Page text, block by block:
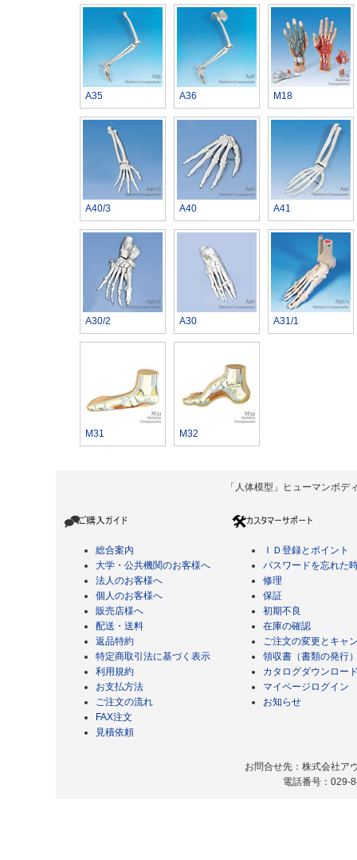
A35 A36 M18
A40/3 A40 A41
A30/2 A30 A31/1
M31 M32
「人体模型」ヒューマンボ
総合案内
大学・公共機関のお客様へ
法人のお客様へ
個人のお客様へ
販売店様へ
配送・送料
返品特約
特定商取引法に基づく表示
利用規約
お支払方法
ご注文の流れ
FAX注文
見積依頼
ＩＤ登録とポイント
パスワードを忘れた
修理
保証
初期不良
在庫の確認
ご注文の変更とキャ
領収書（書類の発行
カタログダウンロー
マイページログイン
お知らせ
お問合せ先：株式会社ア
電話番号：